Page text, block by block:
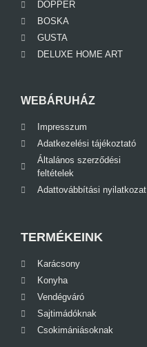
DOPPER
BOSKA
GUSTA
DELUXE HOME ART
WEBÁRUHÁZ
Impresszum
Adatkezelési tájékoztató
Általános szerződési
feltételek
Adattovábbítási nyilatkozat
TERMÉKEINK
Karácsony
Konyha
Vendégváró
Sajtimádóknak
Csokimániásoknak